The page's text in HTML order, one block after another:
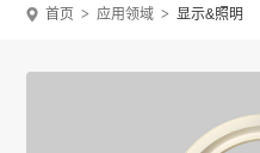
首页 应用领域 显示&照明